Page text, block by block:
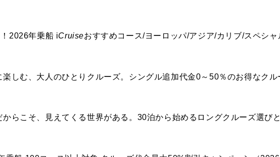
2026年乗船 iCruiseおすすめコース/ヨーロッパ/アジア/カリブ/スペシ
しむ、大人のひとりクルーズ。シングル追加代金0～50％のお得なクル
らこそ、見えてくる世界がある。30泊から始めるロングクルーズ選び